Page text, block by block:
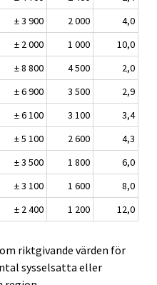
± 3 900 2 000
4,0
± 2 000 1 000
10,0
± 8 800 4 500
2,0
± 6 900 3 500
2,9
± 6 100 3 100
3,4
± 5 100 2 600
4,3
± 3 500 1 800
6,0
± 3 100 1 600
8,0
± 2 400 1 200 12,0
riktgivande värden för
sysselsatta eller